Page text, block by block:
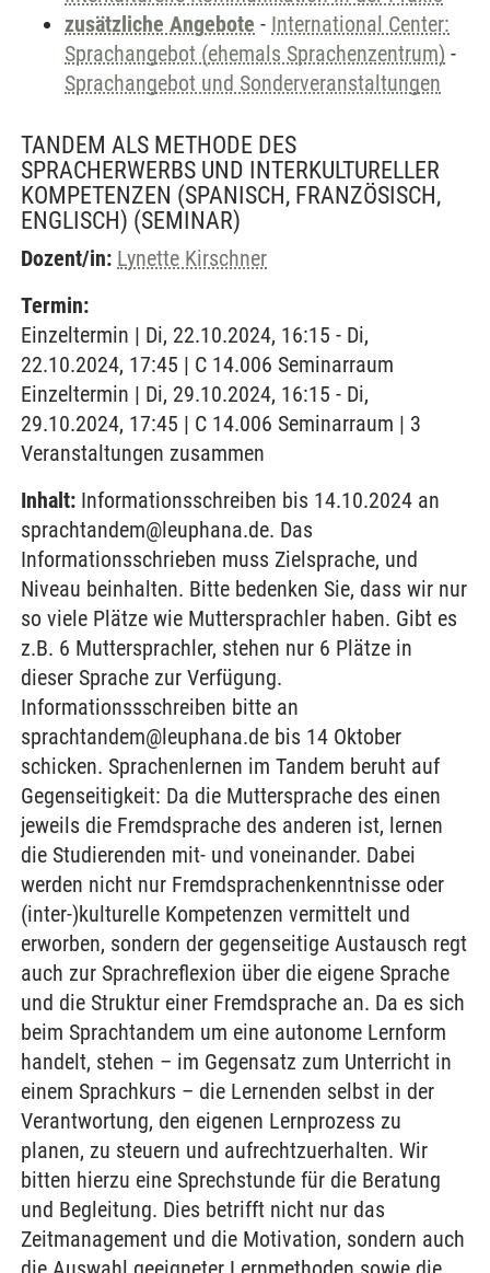
zusätzliche Angebote - International Center:
Sprachangebot (ehemals Sprachenzentrum) -
Sprachangebot und Sonderveranstaltungen
TANDEM ALS METHODE DES
SPRACHERWERBS UND INTERKULTURELLER
KOMPETENZEN (SPANISCH, FRANZÖSISCH,
ENGLISCH) (SEMINAR)
Dozent/in: Lynette Kirschner
Termin:
Einzeltermin | Di, 22.10.2024, 16:15 - Di,
22.10.2024, 17:45 | C 14.006 Seminarraum
Einzeltermin | Di, 29.10.2024, 16:15 - Di,
29.10.2024, 17:45 | C 14.006 Seminarraum | 3
Veranstaltungen zusammen
Inhalt: Informationsschreiben bis 14.10.2024 an
sprachtandem@leuphana.de. Das
Informationsschrieben muss Zielsprache, und
Niveau beinhalten. Bitte bedenken Sie, dass wir nur
so viele Plätze wie Muttersprachler haben. Gibt es
z.B. 6 Muttersprachler, stehen nur 6 Plätze in
dieser Sprache zur Verfügung.
Informationssschreiben bitte an
sprachtandem@leuphana.de bis 14 Oktober
schicken. Sprachenlernen im Tandem beruht auf
Gegenseitigkeit: Da die Muttersprache des einen
jeweils die Fremdsprache des anderen ist, lernen
die Studierenden mit- und voneinander. Dabei
werden nicht nur Fremdsprachenkenntnisse oder
(inter-)kulturelle Kompetenzen vermittelt und
erworben, sondern der gegenseitige Austausch regt
auch zur Sprachreflexion über die eigene Sprache
und die Struktur einer Fremdsprache an. Da es sich
beim Sprachtandem um eine autonome Lernform
handelt, stehen – im Gegensatz zum Unterricht in
einem Sprachkurs – die Lernenden selbst in der
Verantwortung, den eigenen Lernprozess zu
planen, zu steuern und aufrechtzuerhalten. Wir
bitten hierzu eine Sprechstunde für die Beratung
und Begleitung. Dies betrifft nicht nur das
Zeitmanagement und die Motivation, sondern auch